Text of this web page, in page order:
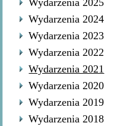
Wydarzenia 2025
Wydarzenia 2024
Wydarzenia 2023
Wydarzenia 2022
Wydarzenia 2021
Wydarzenia 2020
Wydarzenia 2019
Wydarzenia 2018